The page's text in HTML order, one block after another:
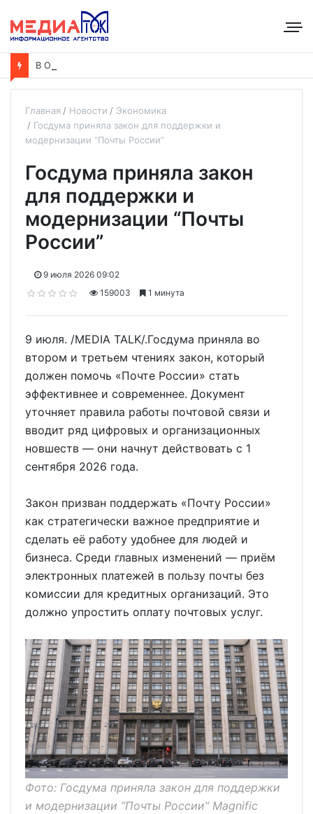
Главная Новости
Экономика
Госдума приняла закон для поддержки и
модернизации “Почты России”
Госдума приняла закон
для поддержки и
модернизации “Почты
России”
9 июля 2026 09:02
159003
1 минута
9 июля. /MEDIA TALK/.Госдума приняла во
втором и третьем чтениях закон, который
должен помочь «Почте России» стать
эффективнее и современнее. Документ
уточняет правила работы почтовой связи и
вводит ряд цифровых и организационных
новшеств — они начнут действовать с 1
сентября 2026 года.
Закон призван поддержать «Почту России»
как стратегически важное предприятие и
сделать её работу удобнее для людей и
бизнеса. Среди главных изменений — приём
электронных платежей в пользу почты без
комиссии для кредитных организаций. Это
должно упростить оплату почтовых услуг.
Фото: Госдума приняла закон для поддержки
и модернизации “Почты России” Magnific